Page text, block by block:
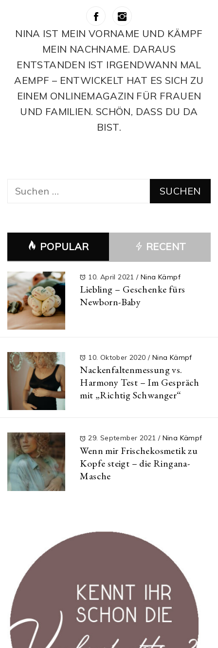
NINA IST MEIN VORNAME UND KÄMPF
MEIN NACHNAME. DARAUS
ENTSTANDEN IST IRGENDWANN MAL
AEMPF – ENTWICKELT HAT ES SICH ZU
EINEM ONLINEMAGAZIN FÜR FRAUEN
UND FAMILIEN. SCHÖN, DASS DU DA
BIST.
Suchen
POPULAR RECENT
10. April 2021/ Nina Kämpf
Liebling – Geschenke fürs
Newborn-Baby
10. Oktober 2020 / Nina Kämpf
Nackenfaltenmessung vs.
Harmony Test – Im Gespräch
mit „Richtig Schwanger“
29. September 2021 / Nina Kämpf
Wenn mir Frischekosmetik zu
Kopfe steigt – die Ringana-
Masche